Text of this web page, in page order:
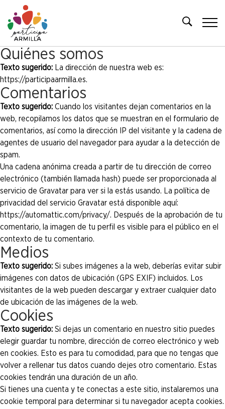
Quiénes somos
Texto sugerido: La dirección de nuestra web es:
https://participaarmilla.es.
Comentarios
Texto sugerido: Cuando los visitantes dejan comentarios en la
web, recopilamos los datos que se muestran en el formulario de
comentarios, así como la dirección IP del visitante y la cadena de
agentes de usuario del navegador para ayudar a la detección de
spam.
Una cadena anónima creada a partir de tu dirección de correo
electrónico (también llamada hash) puede ser proporcionada al
servicio de Gravatar para ver si la estás usando. La política de
privacidad del servicio Gravatar está disponible aquí:
https://automattic.com/privacy/. Después de la aprobación de tu
comentario, la imagen de tu perfil es visible para el público en el
contexto de tu comentario.
Medios
Texto sugerido: Si subes imágenes a la web, deberías evitar subir
imágenes con datos de ubicación (GPS EXIF) incluidos. Los
visitantes de la web pueden descargar y extraer cualquier dato
de ubicación de las imágenes de la web.
Cookies
Texto sugerido: Si dejas un comentario en nuestro sitio puedes
elegir guardar tu nombre, dirección de correo electrónico y web
en cookies. Esto es para tu comodidad, para que no tengas que
volver a rellenar tus datos cuando dejes otro comentario. Estas
cookies tendrán una duración de un año.
Si tienes una cuenta y te conectas a este sitio, instalaremos una
cookie temporal para determinar si tu navegador acepta cookies.